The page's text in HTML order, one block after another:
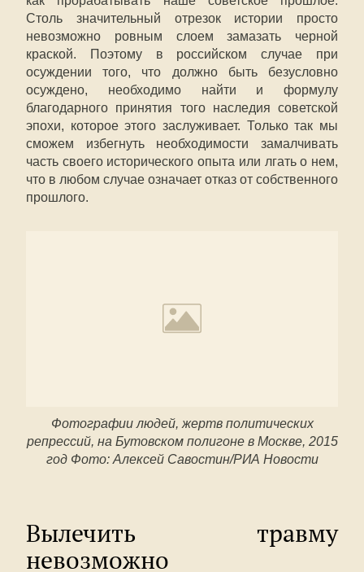
Столь значительный отрезок истории просто
невозможно ровным слоем замазать черной
краской. Поэтому в российском случае при
осуждении того, что должно быть безусловно
осуждено, необходимо найти и формулу
благодарного принятия того наследия советской
эпохи, которое этого заслуживает. Только так мы
сможем избегнуть необходимости замалчивать
часть своего исторического опыта или лгать о нем,
что в любом случае означает отказ от собственного
прошлого.
Фотографии людей, жертв политических
репрессий, на Бутовском полигоне в Москве, 2015
год Фото: Алексей Савостин/РИА Новости
Вылечить травму
невозможно